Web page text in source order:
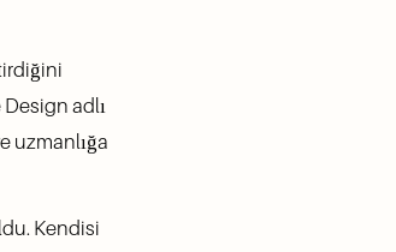
adlı
uzmanlığa
Kendisi